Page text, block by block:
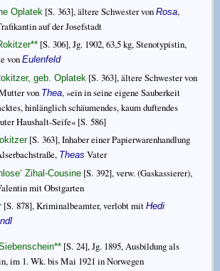
Oplatek [S. 363], ältere Schwester vonRosa,
auf der Josefstadt
** [S. 306], Jg. 1902, 63,5 kg, Stenotypistin,
vonEulenfeld
geb. Oplatek [S. 363], ältere Schwester von
von Thea, »ein in seine eigene Sauberkeit
hinlänglich schäumendes, kaum duftendes
Haushalt-Seife« [S. 586]
[S. 363], Inhaber einer Papierwarenhandlung
Theas Vater
Zihal-Cousine [S. 392], verw. (Gaskassierer),
mit Obstgarten
[S. 878], Kriminalbeamter, verlobt mitHedi
** [S. 24], Jg. 1895, Ausbildung als
im 1. Wk. bis Mai 1921 in Norwegen